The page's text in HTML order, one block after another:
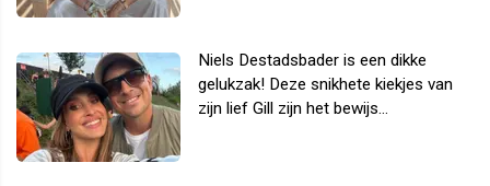
Niels Destadsbader is een dikke
gelukzak! Deze snikhete kiekjes van
zijn lief Gill zijn het bewijs...